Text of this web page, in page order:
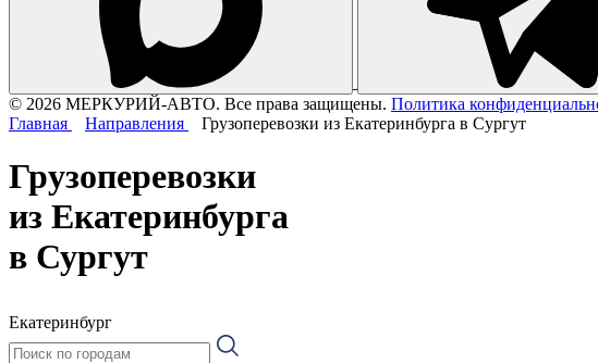
© 2026 МЕРКУРИЙ-АВТО. Все права защищены. Политика
Главная
Направления Грузоперевозки из Екатеринбурга в Сургут
Грузоперевозки
из Екатеринбурга
в Сургут
Екатеринбург